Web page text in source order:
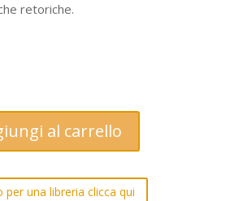
retoriche.
al carrello
per una libreria clicca qui